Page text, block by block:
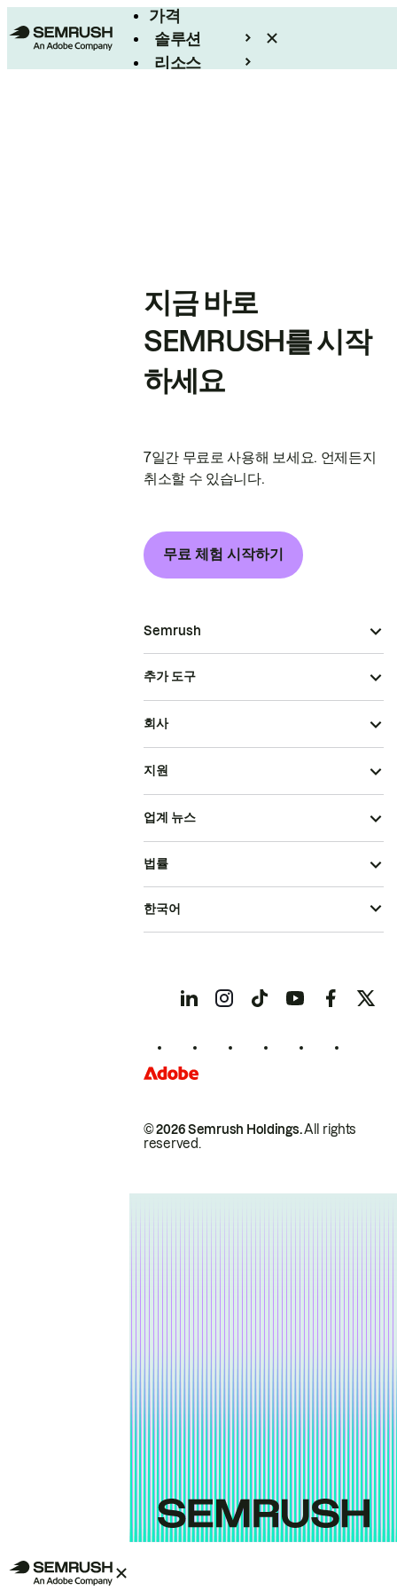
가격
솔루션
리소스
지금 바로
SEMRUSH를 시작
하세요
7일간 무료로 사용해 보세요. 언제든지
취소할 수 있습니다.
무료 체험 시작하기
Semrush
추가 도구
회사
지원
업계 뉴스
© 2026 Semrush Holdings.All rights
reserved.
법률
한국어